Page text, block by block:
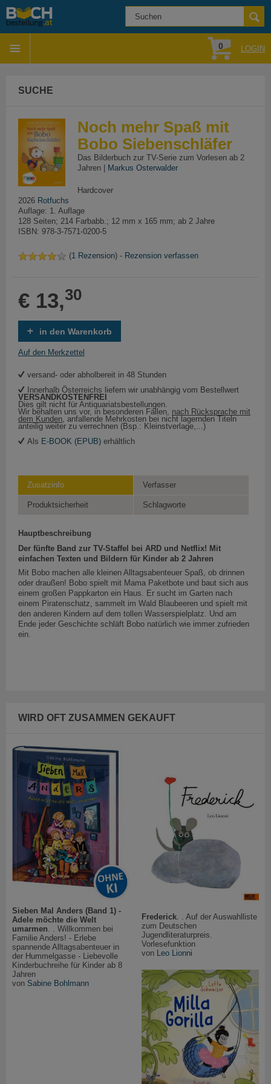
0 LOGIN
SUCHE
Noch mehr Spaß mit
Bobo Siebenschläfer
Das Bilderbuch zur TV-Serie zum Vorlesen ab 2
Jahren |
Markus Osterwalder
Hardcover
2026 Rotfuchs
Auflage: 1. Auflage
128 Seiten; 214 Farbabb.; 12 mm x 165 mm; ab 2 Jahre
ISBN: 978-3-7571-0200-5
(1 Rezension) - Rezension verfassen
€ 13,30
in den Warenkorb
Auf den Merkzettel
versand- oder abholbereit in 48 Stunden
Innerhalb Österreichs liefern wir unabhängig vom Bestellwert
VERSANDKOSTENFREI
Dies gilt nicht für Antiquariatsbestellungen.
Wir behalten uns vor, in besonderen Fällen, nach Rücksprache mit
dem Kunden, anfallende Mehrkosten bei nicht lagernden Titeln
anteilig weiter zu verrechnen (Bsp.: Kleinstverlage,...)
Als E-BOOK (EPUB) erhältlich
Zusatzinfo Verfasser
Produktsicherheit Schlagworte
Hauptbeschreibung
Der fünfte Band zur TV-Staffel bei ARD und Netflix! Mit
einfachen Texten und Bildern für Kinder ab 2 Jahren
Mit Bobo machen alle kleinen Alltagsabenteuer Spaß, ob drinnen
oder draußen! Bobo spielt mit Mama Paketbote und baut sich aus
einem großen Pappkarton ein Haus. Er sucht im Garten nach
einem Piratenschatz, sammelt im Wald Blaubeeren und spielt mit
den anderen Kindern auf dem tollen Wasserspielplatz. Und am
Ende jeder Geschichte schläft Bobo natürlich wie immer zufrieden
ein.
WIRD OFT ZUSAMMEN GEKAUFT
Sieben Mal Anders (Band 1) -
Adele möchte die Welt
umarmen . . Willkommen bei
Familie Anders! - Erlebe
spannende Alltagsabenteuer in
der Hummelgasse - Liebevolle
Kinderbuchreihe für Kinder ab 8
Jahren
von Sabine Bohlmann
Frederick. . Auf der Auswahlliste
zum Deutschen
Jugendliteraturpreis.
Vorlesefunktion
von Leo Lionni